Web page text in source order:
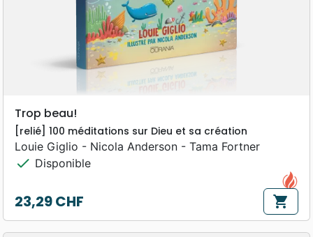
Trop beau!
[relié] 100 méditations sur Dieu et sa création
Louie Giglio - Nicola Anderson - Tama Fortner
check Disponible
Prix
23,29 CHF shopping_cart